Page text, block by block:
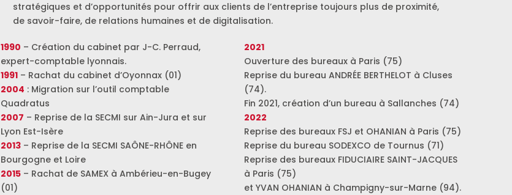
stratégiques et d’opportunités pour offrir aux clients de l’entreprise toujours plus de proximité,
de savoir-faire, de relations humaines et de digitalisation.
1990 – Création du cabinet par J-C. Perraud,
expert-comptable lyonnais.
1991 – Rachat du cabinet d’Oyonnax (01)
2004 : Migration sur l’outil comptable
Quadratus
2007 – Reprise de la SECMI sur Ain-Jura et sur
Lyon Est-Isère
2013 – Reprise de la SECMI SAÔNE-RHÔNE en
Bourgogne et Loire
2015 – Rachat de SAMEX à Ambérieu-en-Bugey
(01)
2021
Ouverture des bureaux à Paris (75)
Reprise du bureau ANDRÉE BERTHELOT à Cluses
(74).
Fin 2021, création d’un bureau à Sallanches (74)
2022
Reprise des bureaux FSJ et OHANIAN à Paris (75)
Reprise du bureau SODEXCO de Tournus (71)
Reprise des bureaux FIDUCIAIRE SAINT-JACQUES
à Paris (75)
et YVAN OHANIAN à Champigny-sur-Marne (94).